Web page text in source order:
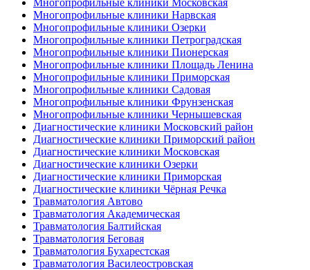
Многопрофильные клиники Нарвская
Многопрофильные клиники Озерки
Многопрофильные клиники Петроградская
Многопрофильные клиники Пионерская
Многопрофильные клиники Площадь Ленина
Многопрофильные клиники Приморская
Многопрофильные клиники Садовая
Многопрофильные клиники Фрунзенская
Многопрофильные клиники Чернышевская
Диагностические клиники Московский район
Диагностические клиники Приморский район
Диагностические клиники Московская
Диагностические клиники Озерки
Диагностические клиники Приморская
Диагностические клиники Чёрная Речка
Травматология Автово
Травматология Академическая
Травматология Балтийская
Травматология Беговая
Травматология Бухарестская
Травматология Василеостровская